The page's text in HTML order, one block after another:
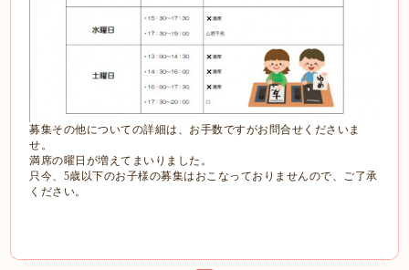
募集その他についての詳細は、お手数ですがお問合せくださいま
せ。
満席の曜日が増えてまいりました。
只今、5歳以下のお子様の募集はおこなっておりませんので、ご了承
ください。